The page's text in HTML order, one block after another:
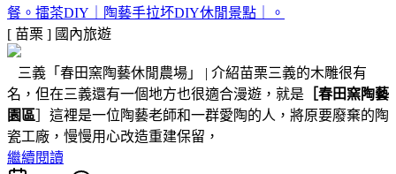
餐。擂茶DIY｜陶藝手拉坏DIY休閒景點｜。
[ 苗栗 ] 國內旅遊
三義「春田窯陶藝休閒農場」 | 介紹苗栗三義的木雕很有
名，但在三義還有一個地方也很適合漫遊，就是 ［春田窯陶藝
園區 ］這裡是一位陶藝老師和一群愛陶的人，將原要廢棄的陶
瓷工廠，慢慢用心改造重建保留，
繼續閱讀